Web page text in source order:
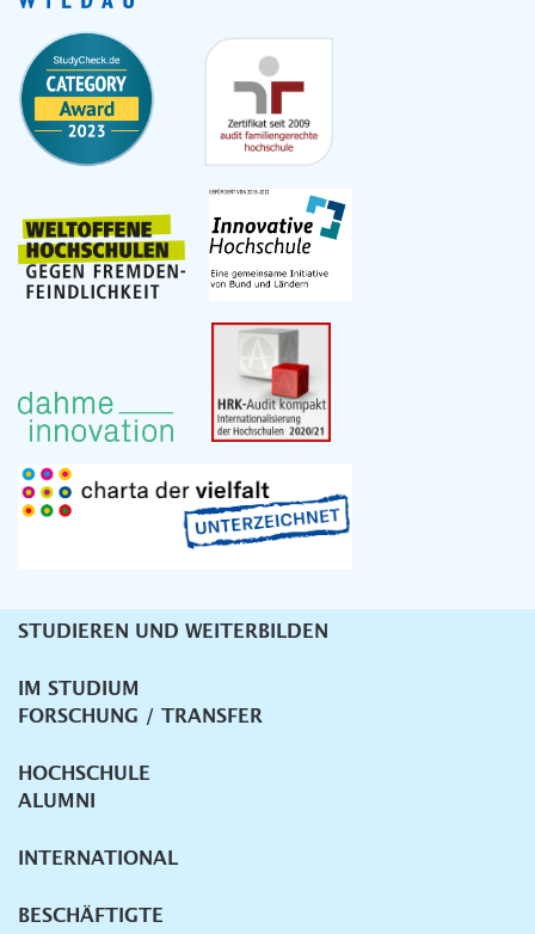
Unternavigation
STUDIEREN UND WEITERBILDEN
IM STUDIUM
FORSCHUNG / TRANSFER
HOCHSCHULE
ALUMNI
INTERNATIONAL
BESCHÄFTIGTE